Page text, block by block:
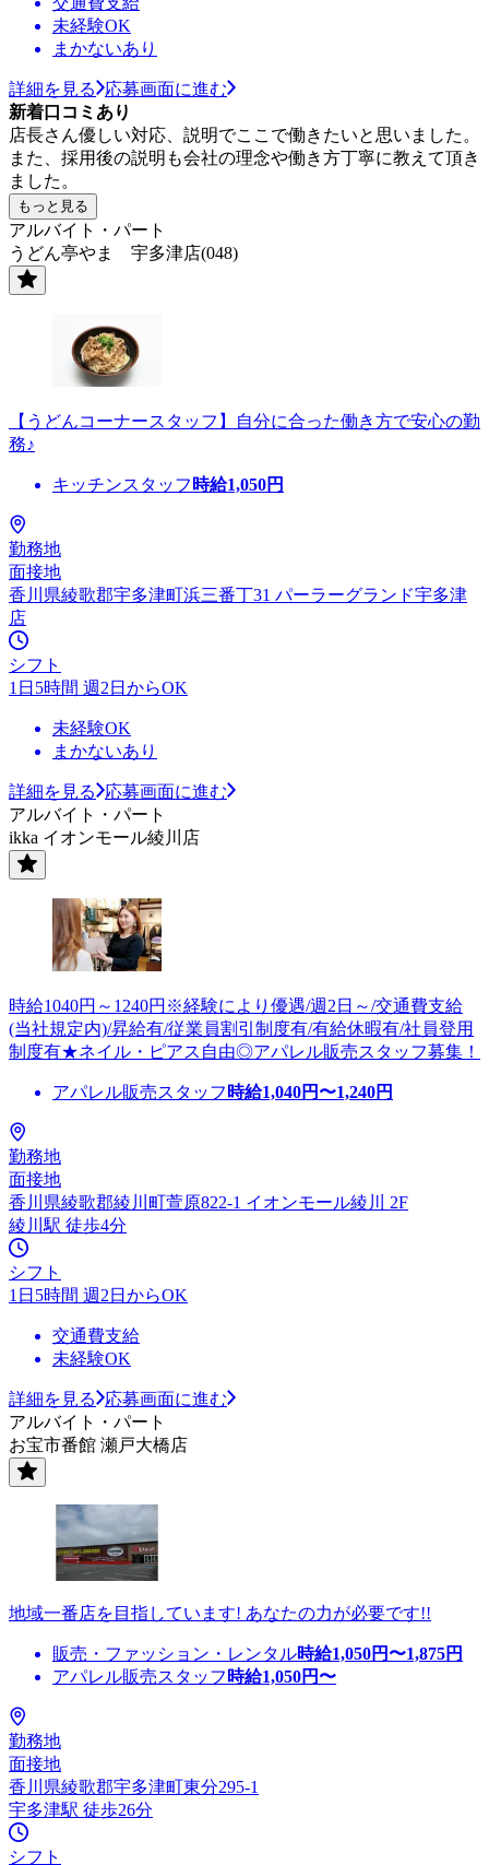
未経験OK
まかないあり
詳細を見る
応募画面に進む
新着口コミあり
店長さん優しい対応、説明でここで働きたいと思いました。
また、採用後の説明も会社の理念や働き方丁寧に教えて頂き
ました。
もっと見る
アルバイト・パート
うどん亭やま 宇多津店(048)
【うどんコーナースタッフ】自分に合った働き方で安心の勤
務♪
キッチンスタッフ 時給1,050円
勤務地
面接地
香川県綾歌郡宇多津町浜三番丁31 パーラーグランド宇多津
店
シフト
1日5時間 週2日からOK
未経験OK
まかないあり
詳細を見る
応募画面に進む
アルバイト・パート
ikka イオンモール綾川店
時給1040円～1240円※経験により優遇/週2日～/交通費支給
(当社規定内)/昇給有/従業員割引制度有/有給休暇有/社員登用
制度有★ネイル・ピアス自由◎アパレル販売スタッフ募集！
アパレル販売スタッフ 時給1,040円〜1,240円
勤務地
面接地
香川県綾歌郡綾川町萱原822-1 イオンモール綾川 2F
綾川駅 徒歩4分
シフト
1日5時間 週2日からOK
交通費支給
未経験OK
詳細を見る
応募画面に進む
アルバイト・パート
お宝市番館 瀬戸大橋店
地域一番店を目指しています! あなたの力が必要です!!
販売・ファッション・レンタル時給1,050円〜1,875円
アパレル販売スタッフ 時給1,050円〜
勤務地
面接地
香川県綾歌郡宇多津町東分295-1
宇多津駅 徒歩26分
シフト